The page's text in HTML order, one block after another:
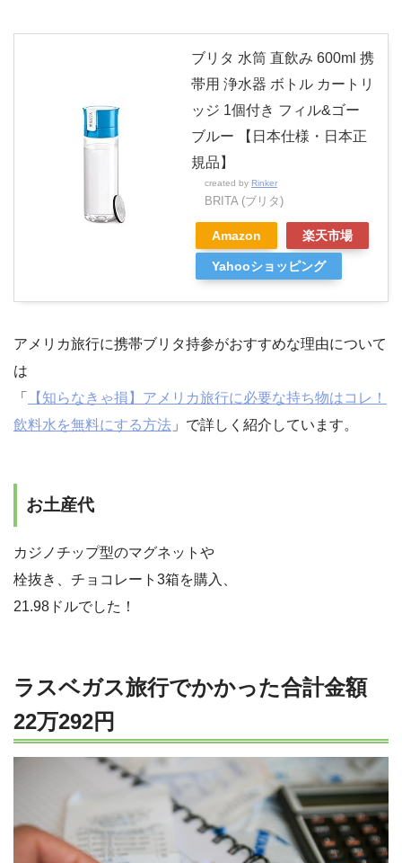
ブリタ 水筒 直飲み 600ml 携
帯用 浄水器 ボトル カートリ
ッジ 1個付き フィル&ゴー
ブルー 【日本仕様・日本正
規品】
created by Rinker
BRITA (ブリタ)
Amazon 楽天市場
Yahooショッピング
アメリカ旅行に携帯ブリタ持参がおすすめな理由について
は
「
【知らなきゃ損】アメリカ旅行に必要な持ち物はコレ！
飲料水を無料にする方法 」で詳しく紹介しています。
お土産代
カジノチップ型のマグネットや
栓抜き、チョコレート3箱を購入、
21.98ドルでした！
ラスベガス旅行でかかった合計金額
22万292円